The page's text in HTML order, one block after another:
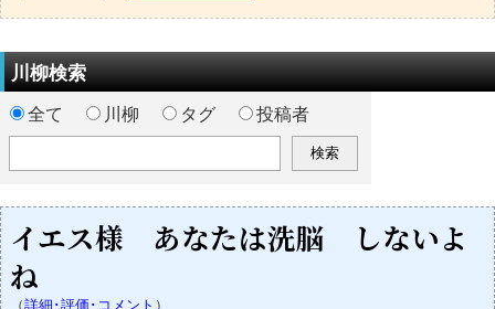
川柳検索
全て 川柳 タグ 投稿者
イエス様 あなたは洗脳 しないよ
ね
（詳細･評価･コメント ）